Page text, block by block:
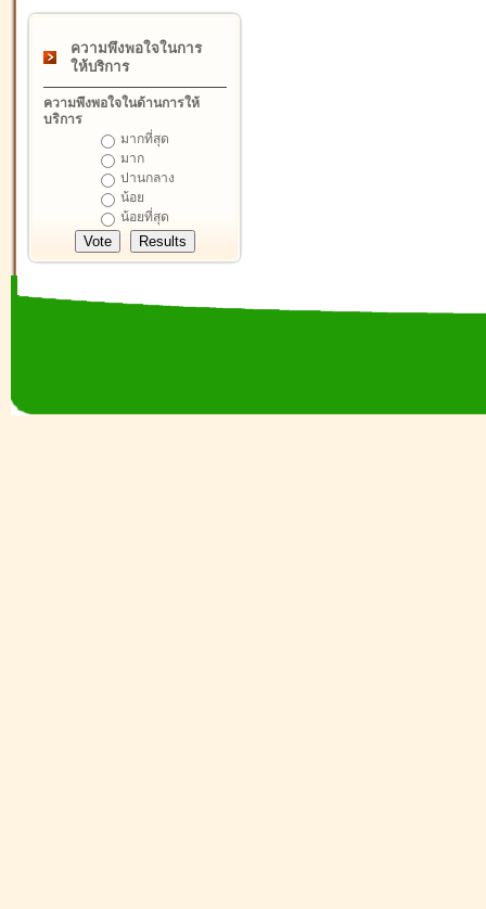
ความพึงพอใจในการ
ให้บริการ
ความพึงพอใจในด้านการให้
บริการ
มากที่สุด
มาก
ปานกลาง
น้อย
น้อยที่สุด